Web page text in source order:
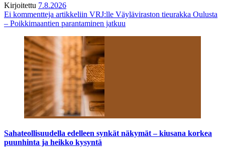
Kirjoitettu 7.8.2026
Ei kommentteja artikkeliin VRJ:lle Väyläviraston tieurakka Oulusta
– Poikkimaantien parantaminen jatkuu
Sahateollisuudella edelleen synkät näkymät – kiusana korkea
puunhinta ja heikko kysyntä